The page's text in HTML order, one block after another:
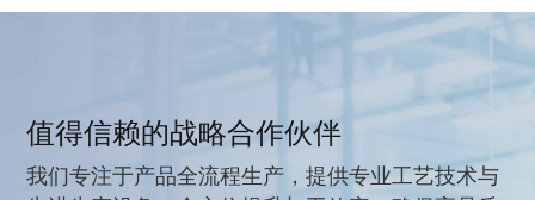
值得信赖的战略合作伙伴
我们专注于产品全流程生产，提供专业工艺技术与